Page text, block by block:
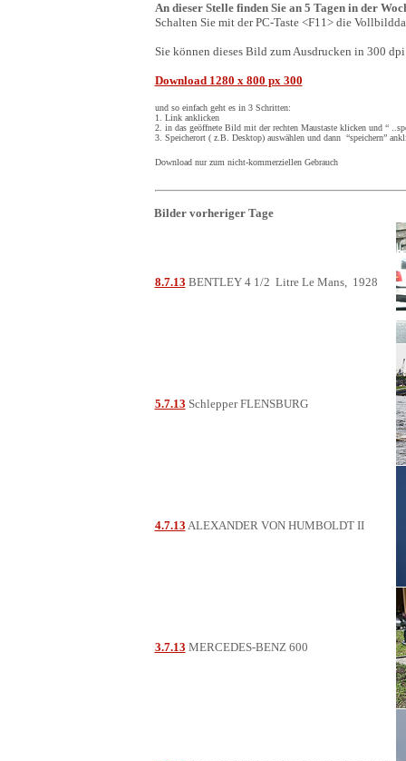
An dieser Stelle finden Sie an 5 Tagen in der
Schalten Sie mit der PC-Taste <F11> die
Sie können dieses Bild zum Ausdrucken in 300
Download 1280 x 800 px 300
und so einfach geht es in 3 Schritten:
1. Link anklicken
2. in das geöffnete Bild mit der rechten Maustaste klicken und “
3. Speicherort ( z.B. Desktop) auswählen und dann “speichern”
Download nur zum nicht-kommerziellen Gebrauch
Bilder vorheriger Tage
8.7.13 BENTLEY 4 1/2 Litre Le Mans, 1928
5.7.13 Schlepper FLENSBURG
4.7.13 ALEXANDER VON HUMBOLDT II
3.7.13 MERCEDES-BENZ 600